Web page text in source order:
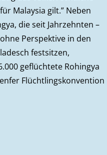
Malaysia gilt.” Neben
die seit Jahrzehnten –
Perspektive in den
festsitzen,
geflüchtete Rohingya
Flüchtlingskonvention